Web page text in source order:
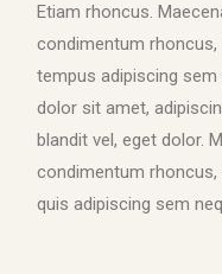
Etiam rhoncus.
condimentum
tempus adipiscing
dolor sit amet,
blandit vel, eget dolor.
condimentum
quis adipiscing sem